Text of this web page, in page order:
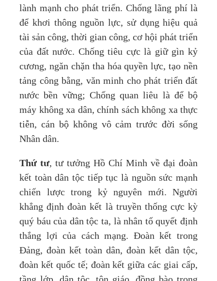
lành mạnh cho phát triển. Chống lãng phí là
để khơi thông nguồn lực, sử dụng hiệu quả
tài sản công, thời gian công, cơ hội phát triển
của đất nước. Chống tiêu cực là giữ gìn kỷ
cương, ngăn chặn tha hóa quyền lực, tạo nền
tảng công bằng, văn minh cho phát triển đất
nước bền vững; Chống quan liêu là để bộ
máy không xa dân, chính sách không xa thực
tiễn, cán bộ không vô cảm trước đời sống
Nhân dân.
Thứ tư, tư tưởng Hồ Chí Minh về đại đoàn
kết toàn dân tộc tiếp tục là nguồn sức mạnh
chiến lược trong kỷ nguyên mới. Người
khẳng định đoàn kết là truyền thống cực kỳ
quý báu của dân tộc ta, là nhân tố quyết định
thắng lợi của cách mạng. Đoàn kết trong
Đảng, đoàn kết toàn dân, đoàn kết dân tộc,
đoàn kết quốc tế; đoàn kết giữa các giai cấp,